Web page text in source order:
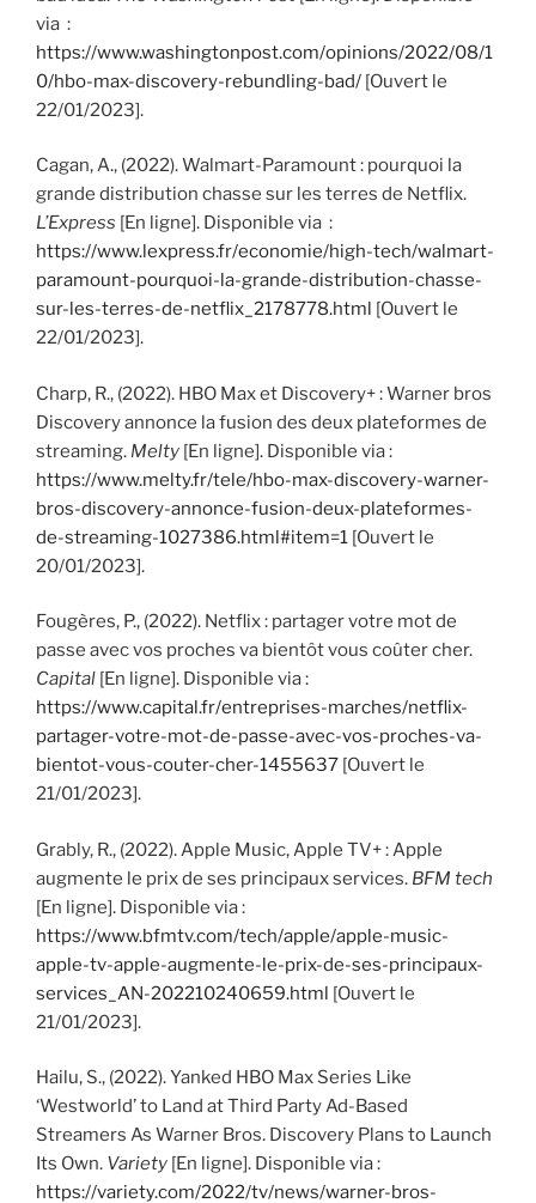
via :
https://www.washingtonpost.com/opinions/2022/08/1
0/hbo-max-discovery-rebundling-bad/ [Ouvert le
22/01/2023].
Cagan, A., (2022). Walmart-Paramount : pourquoi la
grande distribution chasse sur les terres de Netflix.
L’Express [En ligne]. Disponible via :
https://www.lexpress.fr/economie/high-tech/walmart-
paramount-pourquoi-la-grande-distribution-chasse-
sur-les-terres-de-netflix_2178778.html [Ouvert le
22/01/2023].
Charp, R., (2022). HBO Max et Discovery+ : Warner bros
Discovery annonce la fusion des deux plateformes de
streaming. Melty [En ligne]. Disponible via :
https://www.melty.fr/tele/hbo-max-discovery-warner-
bros-discovery-annonce-fusion-deux-plateformes-
de-streaming-1027386.html#item=1 [Ouvert le
20/01/2023].
Fougères, P., (2022). Netflix : partager votre mot de
passe avec vos proches va bientôt vous coûter cher.
Capital [En ligne]. Disponible via :
https://www.capital.fr/entreprises-marches/netflix-
partager-votre-mot-de-passe-avec-vos-proches-va-
bientot-vous-couter-cher-1455637 [Ouvert le
21/01/2023].
Grably, R., (2022). Apple Music, Apple TV+ : Apple
augmente le prix de ses principaux services. BFM tech
[En ligne]. Disponible via :
https://www.bfmtv.com/tech/apple/apple-music-
apple-tv-apple-augmente-le-prix-de-ses-principaux-
services_AN-202210240659.html [Ouvert le
21/01/2023].
Hailu, S., (2022). Yanked HBO Max Series Like
‘Westworld’ to Land at Third Party Ad-Based
Streamers As Warner Bros. Discovery Plans to Launch
Its Own. Variety [En ligne]. Disponible via :
https://variety.com/2022/tv/news/warner-bros-